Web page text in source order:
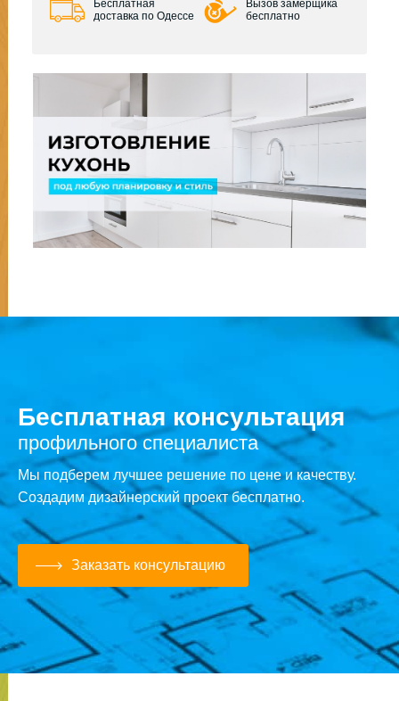
Бесплатная
доставка по Одессе
Вызов замерщика
бесплатно
Бесплатная консультация
профильного специалиста
Мы подберем лучшее решение по цене и качеству.
Создадим дизайнерский проект бесплатно.
Заказать консультацию